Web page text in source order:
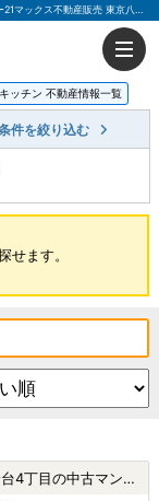
ッチン 不動産情報一覧
件を絞り込む
せます。
レーベンリヴァーレタワーザ・テラス|練馬区高野台4丁目の中古マンション